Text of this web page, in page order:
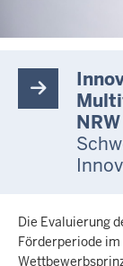
Die Evaluierung
Förderperiode im